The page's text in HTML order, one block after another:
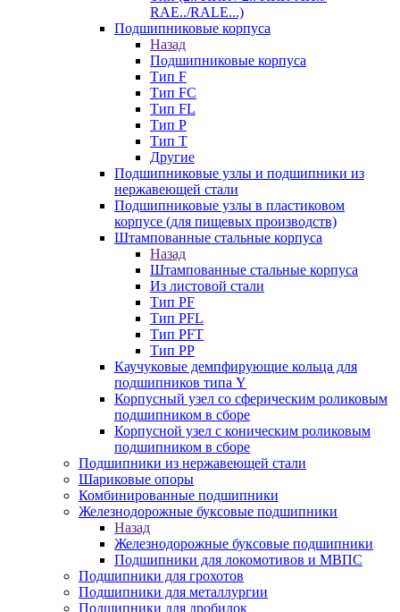
RAE../RALE...)
Подшипниковые корпуса
Назад
Подшипниковые корпуса
Тип F
Тип FC
Тип FL
Тип P
Тип T
Другие
Подшипниковые узлы и подшипники из
нержавеющей стали
Подшипниковые узлы в пластиковом
корпусе (для пищевых производств)
Штампованные стальные корпуса
Назад
Штампованные стальные корпуса
Из листовой стали
Тип PF
Тип PFL
Тип PFT
Тип PP
Каучуковые демпфирующие кольца для
подшипников типа Y
Корпусный узел со сферическим роликовым
подшипником в сборе
Корпусной узел с коническим роликовым
подшипником в сборе
Подшипники из нержавеющей стали
Шариковые опоры
Комбинированные подшипники
Железнодорожные буксовые подшипники
Назад
Железнодорожные буксовые подшипники
Подшипники для локомотивов и МВПС
Подшипники для грохотов
Подшипники для металлургии
Подшипники для дробилок